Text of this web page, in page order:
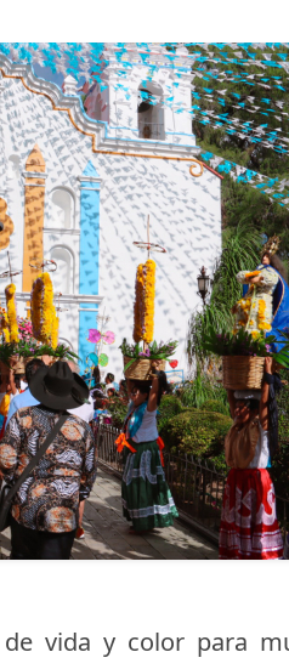
vida y color para